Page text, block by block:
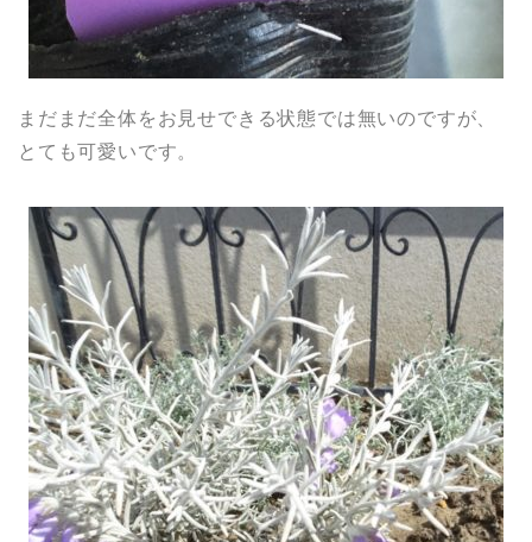
まだまだ全体をお見せできる状態では無いのですが、
とても可愛いです。